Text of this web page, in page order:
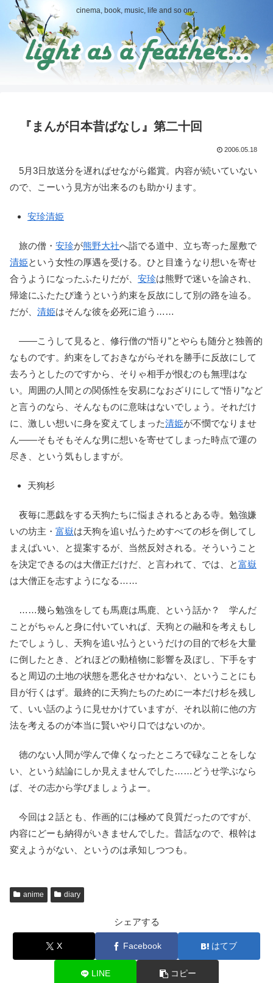
cinema, book, music, life and so on...
『まんが日本昔ばなし』第二十回
2006.05.18
5月3日放送分を遅ればせながら鑑賞。内容が続いていない
ので、こーいう見方が出来るのも助かります。
安珍清姫
旅の僧・ 安珍が熊野大社へ詣でる道中、立ち寄った屋敷で
清姫という女性の厚遇を受ける。ひと目逢うなり想いを寄せ
合うようになったふたりだが、 安珍は熊野で迷いを諭され、
帰途にふたたび逢うという約束を反故にして別の路を辿る。
だが、 清姫はそんな彼を必死に追う……
――こうして見ると、修行僧の“悟り”とやらも随分と独善的
なものです。約束をしておきながらそれを勝手に反故にして
去ろうとしたのですから、そりゃ相手が恨むのも無理はな
い。周囲の人間との関係性を安易になおざりにして“悟り”など
と言うのなら、そんなものに意味はないでしょう。それだけ
に、激しい想いに身を変えてしまった清姫が不憫でなりませ
ん――そもそもそんな男に想いを寄せてしまった時点で運の
尽き、という気もしますが。
天狗杉
夜毎に悪戯をする天狗たちに悩まされるとある寺。勉強嫌
いの坊主・ 富嶽は天狗を追い払うためすべての杉を倒してし
まえばいい、と提案するが、当然反対される。そういうこと
を決定できるのは大僧正だけだ、と言われて、では、と富嶽
は大僧正を志すようになる……
……幾ら勉強をしても馬鹿は馬鹿、という話か？ 学んだ
ことがちゃんと身に付いていれば、天狗との融和を考えもし
たでしょうし、天狗を追い払うというだけの目的で杉を大量
に倒したとき、どれほどの動植物に影響を及ぼし、下手をす
ると周辺の土地の状態を悪化させかねない、ということにも
目が行くはず。最終的に天狗たちのために一本だけ杉を残し
て、いい話のように見せかけていますが、それ以前に他の方
法を考えるのが本当に賢いやり口ではないのか。
徳のない人間が学んで偉くなったところで碌なことをしな
い、という結論にしか見えませんでした……どうせ学ぶなら
ば、その志から学びましょうよー。
今回は２話とも、作画的には極めて良質だったのですが、
内容にどーも納得がいきませんでした。昔話なので、根幹は
変えようがない、というのは承知しつつも。
anime diary
シェアする
X Facebook はてブ
LINE コピー